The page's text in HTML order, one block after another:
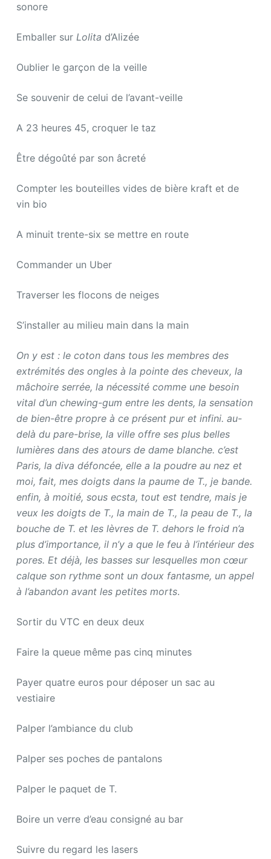
sonore
Emballer sur Lolita d’Alizée
Oublier le garçon de la veille
Se souvenir de celui de l’avant-veille
A 23 heures 45, croquer le taz
Être dégoûté par son âcreté
Compter les bouteilles vides de bière kraft et de
vin bio
A minuit trente-six se mettre en route
Commander un Uber
Traverser les flocons de neiges
S’installer au milieu main dans la main
On y est : le coton dans tous les membres des
extrémités des ongles à la pointe des cheveux, la
mâchoire serrée, la nécessité comme une besoin
vital d’un chewing-gum entre les dents, la sensation
de bien-être propre à ce présent pur et infini. au-
delà du pare-brise, la ville offre ses plus belles
lumières dans des atours de dame blanche. c’est
Paris, la diva défoncée, elle a la poudre au nez et
moi, fait, mes doigts dans la paume de T., je bande.
enfin, à moitié, sous ecsta, tout est tendre, mais je
veux les doigts de T., la main de T., la peau de T., la
bouche de T. et les lèvres de T. dehors le froid n’a
plus d’importance, il n’y a que le feu à l’intérieur des
pores. Et déjà, les basses sur lesquelles mon cœur
calque son rythme sont un doux fantasme, un appel
à l’abandon avant les petites morts.
Sortir du VTC en deux deux
Faire la queue même pas cinq minutes
Payer quatre euros pour déposer un sac au
vestiaire
Palper l’ambiance du club
Palper ses poches de pantalons
Palper le paquet de T.
Boire un verre d’eau consigné au bar
Suivre du regard les lasers